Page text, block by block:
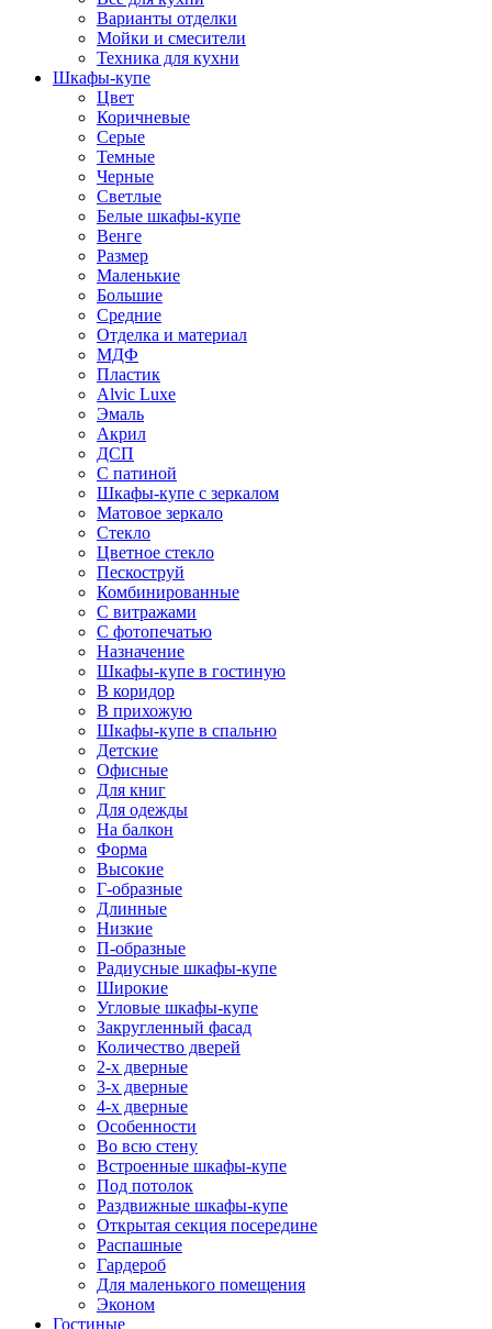
Варианты отделки
Мойки и смесители
Техника для кухни
Шкафы-купе
Цвет
Коричневые
Серые
Темные
Черные
Светлые
Белые шкафы-купе
Венге
Размер
Маленькие
Большие
Средние
Отделка и материал
МДФ
Пластик
Alvic Luxe
Эмаль
Акрил
ДСП
С патиной
Шкафы-купе с зеркалом
Матовое зеркало
Стекло
Цветное стекло
Пескоструй
Комбинированные
С витражами
С фотопечатью
Назначение
Шкафы-купе в гостиную
В коридор
В прихожую
Шкафы-купе в спальню
Детские
Офисные
Для книг
Для одежды
На балкон
Форма
Высокие
Г-образные
Длинные
Низкие
П-образные
Радиусные шкафы-купе
Широкие
Угловые шкафы-купе
Закругленный фасад
Количество дверей
2-х дверные
3-х дверные
4-х дверные
Особенности
Во всю стену
Встроенные шкафы-купе
Под потолок
Раздвижные шкафы-купе
Открытая секция посередине
Распашные
Гардероб
Для маленького помещения
Эконом
Гостиные